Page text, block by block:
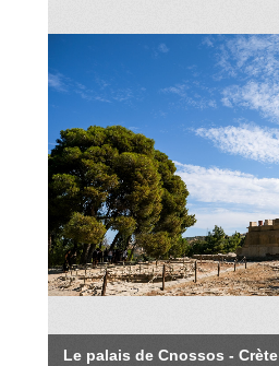
Le palais de Cnossos - Crète